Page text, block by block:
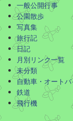
一般公開行事
公園散歩
写真集
旅行記
日記
月別リンク一覧
未分類
自動車・オート
鉄道
飛行機